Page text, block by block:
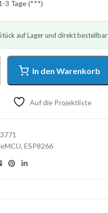
3 Tage (***)
auf Lager und direkt bestellbar
In den Warenkorb
Auf die Projektliste
3771
, ESP8266